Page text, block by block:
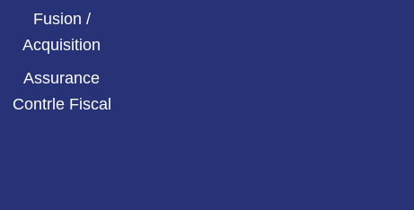
Fusion /
Acquisition
Assurance
Contrle Fiscal